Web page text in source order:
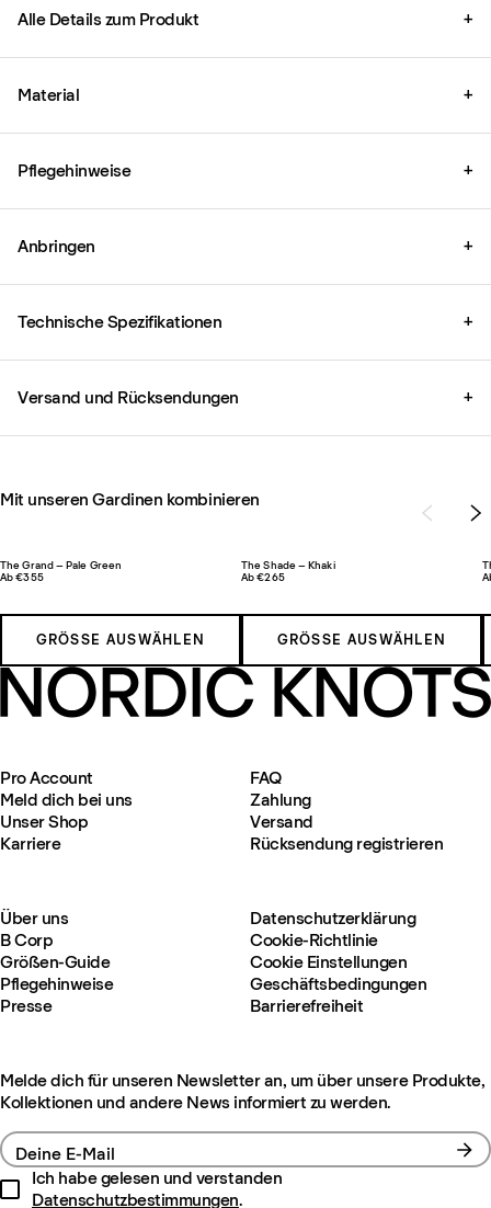
Alle Details zum Produkt +
Material +
Pflegehinweise +
Anbringen +
Technische Spezifikationen +
Versand und Rücksendungen +
Mit unseren Gardinen kombinieren
The Grand – Pale Green
Ab €355
GRÖSSE AUSWÄHLEN
The Shade – Khaki
Ab €265
GRÖSSE AUSWÄHLEN
Pro Account
Meld dich bei uns
Unser Shop
Karriere
FAQ
Zahlung
Versand
Rücksendung registrieren
Über uns
B Corp
Größen-Guide
Pflegehinweise
Presse
Datenschutzerklärung
Cookie-Richtlinie
Cookie Einstellungen
Geschäftsbedingungen
Barrierefreiheit
Melde dich für unseren Newsletter an, um über unsere Produkte,
Kollektionen und andere News informiert zu werden.
Deine E-Mail
Ich habe gelesen und verstanden
Datenschutzbestimmungen.